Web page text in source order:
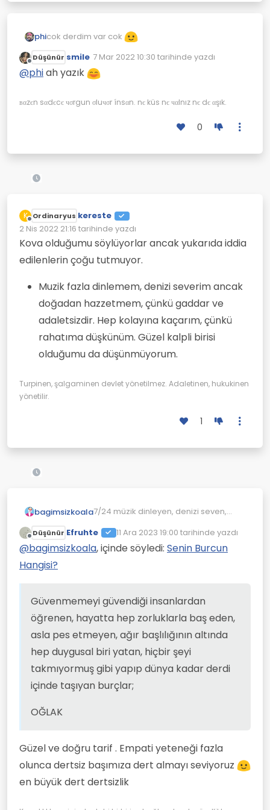
phicok derdim var cok
Çevrimdışı
Düşünür smile 7 Mar 2022 10:30 tarihinde yazdı
Son düzenleyen:
@phiah yazık
вαzєn sαdєcє чσrgun σluчσr ínsαn. nє küs nє чαlnız nє dє αşık.
0
K
Çevrimdışı
Ordinaryus kereste
2 Nis 2022 21:16 tarihinde yazdı
Son düzenleyen:
Kova olduğumu söylüyorlar ancak yukarıda iddia
edilenlerin çoğu tutmuyor.
Muzik fazla dinlemem, denizi severim ancak
doğadan hazzetmem, çünkü gaddar ve
adaletsizdir. Hep kolayına kaçarım, çünkü
rahatıma düşkünüm. Güzel kalpli birisi
olduğumu da düşünmüyorum.
Turpinen, şalgaminen devlet yönetilmez. Adaletinen, hukukinen
yönetilir.
1
bagimsizkoala7/24 müzik dinleyen, denizi seven,
olan, her şeyin en zorunu seven,
göründüğü gibi olan, ne bir eksik ne de
bir fazla olan, kimseyi küçük
ASLAN
TERAZİ
Güvenmemeyi güvendiği insanlardan
öğrenen, hayatta hep zorluklarla baş
yapıp dünya kadar derdi içinde
taşıyan burçlar;
BAŞAK
anlaşan, insanları tanıdıkça
yalnızlaşan, çok zeki olan ama belli
etmeyen, kimseyi üzmemeye çalışan
burçlar;
AKREP
KOÇ
İKİZLER
YAY
Çevrimdışı
Düşünür Efruhte 11 Ara 2023 19:00 tarihinde yazdı
Son düzenleyen:
@bagimsizkoala, içinde söyledi: Senin Burcun
Hangisi?
Güvenmemeyi güvendiği insanlardan
öğrenen, hayatta hep zorluklarla baş eden,
asla pes etmeyen, ağır başlılığının altında
hep duygusal biri yatan, hiçbir şeyi
takmıyormuş gibi yapıp dünya kadar derdi
içinde taşıyan burçlar;
OĞLAK
Güzel ve doğru tarif . Empati yeteneği fazla
olunca dertsiz başımıza dert almayı seviyoruz
en büyük dert dertsizlik